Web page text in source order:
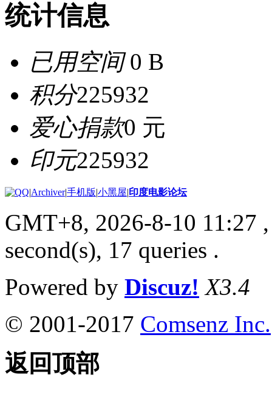
统计信息
已用空间0 B
积分225932
爱心捐款0 元
印元225932
|Archiver|手机版|小黑屋|印度电影论坛
GMT+8, 2026-8-10 11:27
second(s), 17 queries .
Powered by Discuz! X3.4
© 2001-2017 Comsenz Inc.
返回顶部